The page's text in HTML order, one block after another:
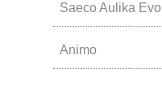
Saeco Aulika Evo
Animo